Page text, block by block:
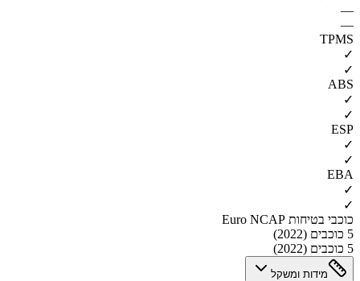
—
—
TPMS
✓
✓
ABS
✓
✓
ESP
✓
✓
EBA
✓
✓
כוכבי בטיחות Euro NCAP
5 כוכבים (2022)
5 כוכבים (2022)
מידות ומשקל